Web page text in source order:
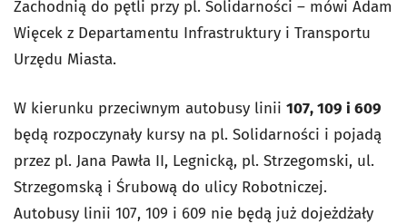
Zachodnią do pętli przy pl. Solidarności – mówi Adam
Więcek z Departamentu Infrastruktury i Transportu
Urzędu Miasta.
W kierunku przeciwnym autobusy linii 107, 109 i 609
będą rozpoczynały kursy na pl. Solidarności i pojadą
przez pl. Jana Pawła II, Legnicką, pl. Strzegomski, ul.
Strzegomską i Śrubową do ulicy Robotniczej.
Autobusy linii 107, 109 i 609 nie będą już dojeżdżały